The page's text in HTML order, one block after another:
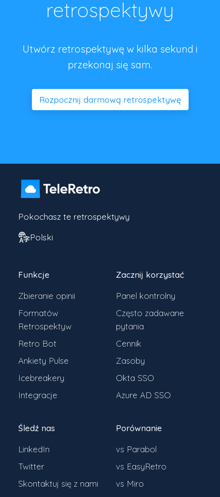
retrospektywy
Utwórz retrospektywę w kilka sekund i
przekonaj się sam.
Rozpocznij darmową retrospektywę
Pokochasz te retrospektywy
Polski
Funkcje
Zbieranie opinii
Formatów
Retrospektyw
Retro Bot
Ankiety Pulse
Icebreakery
Integracje
Zacznij korzystać
Panel kontrolny
Często zadawane
pytania
Cennik
Zasoby
Okta SSO
Azure AD SSO
Śledź nas
LinkedIn
Twitter
Skontaktuj się z nami
Porównanie
vs Parabol
vs EasyRetro
vs Miro